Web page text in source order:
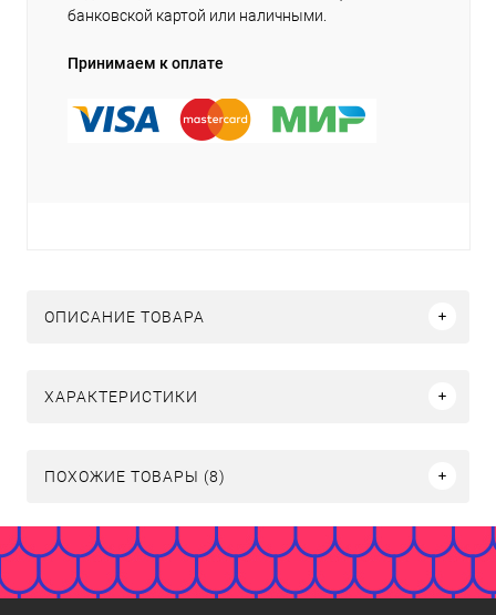
банковской картой или наличными.
Принимаем к оплате
ОПИСАНИЕ ТОВАРА
ХАРАКТЕРИСТИКИ
ПОХОЖИЕ ТОВАРЫ (8)